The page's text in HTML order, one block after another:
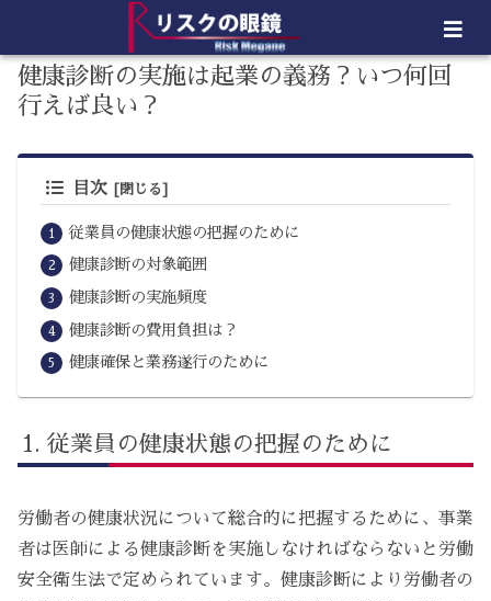
健康診断の実施は起業の義務？いつ何回
行えば良い？
目次
従業員の健康状態の把握のために
健康診断の対象範囲
健康診断の実施頻度
健康診断の費用負担は？
健康確保と業務遂行のために
従業員の健康状態の把握のために
労働者の健康状況について総合的に把握するために、事業
者は医師による健康診断を実施しなければならないと労働
安全衛生法で定められています。健康診断により労働者の